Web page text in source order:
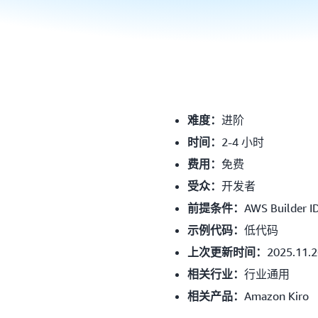
难度： 进阶
时间： 2-4 小时
费用： 免费
受众： 开发者
前提条件： AWS Builder
示例代码： 低代码
上次更新时间：
相关行业： 行业通用
相关产品： Amazon Kiro